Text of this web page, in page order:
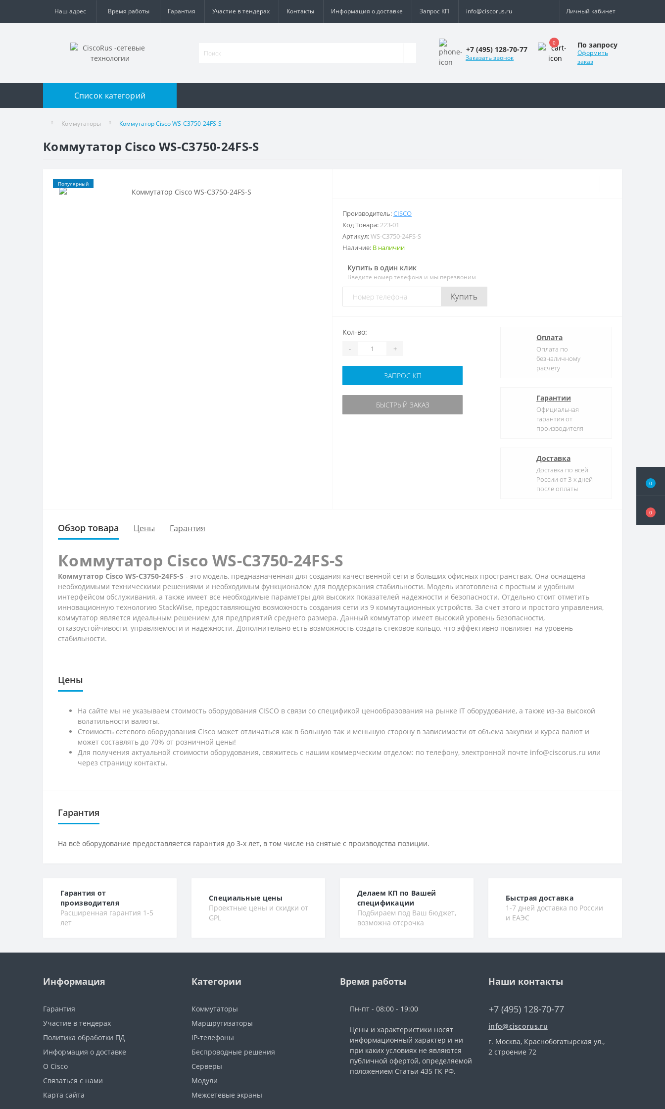
0
0
Наш адрес Время работы Гарантия Участие в тендерах Контакты Информация о доставке Запрос КП info@ciscorus.ru Личный кабинет
+7 (495) 128-70-77
Заказать звонок
0 По запросу
Оформить
заказ
Список категорий
Коммутаторы Коммутатор Cisco WS-C3750-24FS-S
Коммутатор Cisco WS-C3750-24FS-S
Популярный
Производитель:CISCO
Код Товара:223-01
Артикул:WS-C3750-24FS-S
Наличие: В наличии
Купить в один клик
Введите номер телефона и мы перезвоним
Купить
Кол-во:
- +
ЗАПРОС КП
БЫСТРЫЙ ЗАКАЗ
Оплата
Оплата по
безналичному
расчету
Гарантии
Официальная
гарантия от
производителя
Доставка
Доставка по всей
России от 3-х дней
после оплаты
Обзор товара Цены Гарантия
Коммутатор Cisco WS-C3750-24FS-S
Коммутатор Cisco WS-C3750-24FS-S - это модель, предназначенная для создания качественной сети в больших офисных пространствах. Она оснащена
необходимыми техническими решениями и необходимым функционалом для поддержания стабильности. Модель изготовлена с простым и удобным
интерфейсом обслуживания, а также имеет все необходимые параметры для высоких показателей надежности и безопасности. Отдельно стоит отметить
инновационную технологию StackWise, предоставляющую возможность создания сети из 9 коммутационных устройств. За счет этого и простого управления,
коммутатор является идеальным решением для предприятий среднего размера. Данный коммутатор имеет высокий уровень безопасности,
отказоустойчивости, управляемости и надежности. Дополнительно есть возможность создать стековое кольцо, что эффективно повлияет на уровень
стабильности.
Цены
На сайте мы не указываем стоимость оборудования CISCO в связи со спецификой ценообразования на рынке IT оборудование, а также из-за высокой
волатильности валюты.
Стоимость сетевого оборудования Cisco может отличаться как в большую так и меньшую сторону в зависимости от объема закупки и курса валют и
может составлять до 70% от розничной цены!
Для получения актуальной стоимости оборудования, свяжитесь с нашим коммерческим отделом: по телефону, электронной почте info@ciscorus.ru или
через страницу контакты.
Гарантия
На всё оборудование предоставляется гарантия до 3-х лет, в том числе на снятые с производства позиции.
Гарантия от
производителя
Расширенная гарантия 1-5
лет
Специальные цены
Проектные цены и скидки от
GPL
Делаем КП по Вашей
спецификации
Подбираем под Ваш бюджет,
возможна отсрочка
Быстрая доставка
1-7 дней доставка по России
и ЕАЭС
Информация
Гарантия
Участие в тендерах
Политика обработки ПД
Информация о доставке
О Cisco
Связаться с нами
Карта сайта
Категории
Коммутаторы
Маршрутизаторы
IP-телефоны
Беспроводные решения
Серверы
Модули
Межсетевые экраны
Время работы
Пн-пт - 08:00 - 19:00
Цены и характеристики носят
информационный характер и ни
при каких условиях не являются
публичной офертой, определяемой
положением Статьи 435 ГК РФ.
Наши контакты
+7 (495) 128-70-77
info@ciscorus.ru
г. Москва, Краснобогатырская ул.,
2 строение 72